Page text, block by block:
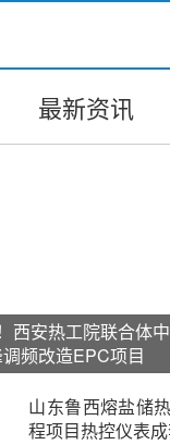
最新资讯
西安热工院联合体
频改造EPC项目
山东鲁西熔盐储
程项目热控仪表